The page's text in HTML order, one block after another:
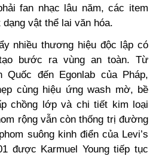
fan nhạc lâu năm, các item
vật thể lai văn hóa.
nhiều thương hiệu độc lập có
bước ra vùng an toàn. Từ
Quốc đến Egonlab của Pháp,
cùng hiệu ứng wash mờ, bề
chồng lớp và chi tiết kim loại
rộng vẫn còn thống trị đường
suông kinh điển của Levi’s
được Karmuel Young tiếp tục